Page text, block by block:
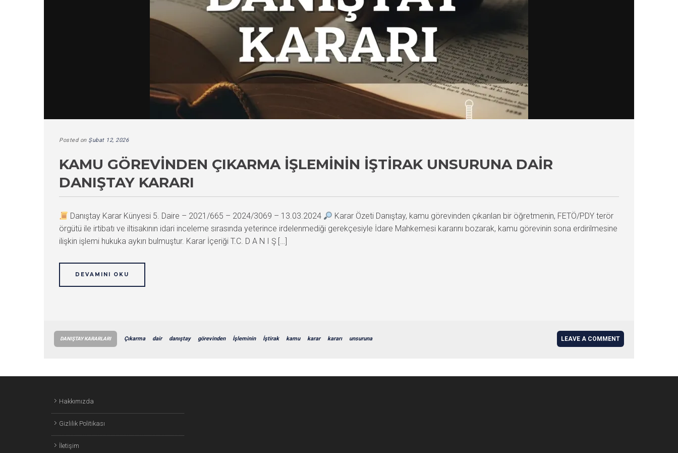
Posted on Şubat 12, 2026
KAMU GÖREVINDEN ÇIKARMA İŞLEMININ İŞTIRAK UNSURUNA DAIR
DANIŞTAY KARARI
Danıştay Karar Künyesi 5. Daire – 2021/665 – 2024/3069 – 13.03.2024
Karar Özeti Danıştay, kamu görevinden çıkarılan bir öğretmenin, FETÖ/PDY terör
örgütü ile irtibatı ve iltisakının idari inceleme sırasında yeterince irdelenmediği gerekçesiyle İdare Mahkemesi kararını bozarak, kamu görevinin sona erdirilmesine
ilişkin işlemi hukuka aykırı bulmuştur. Karar İçeriği T.C. D A N I Ş […]
DEVAMINI OKU
DANIŞTAY KARARLARI Çıkarma dair danıştay görevinden İşleminin İştirak kamu karar kararı unsuruna LEAVE A COMMENT
Hakkımızda
Gizlilik Politikası
İletişim